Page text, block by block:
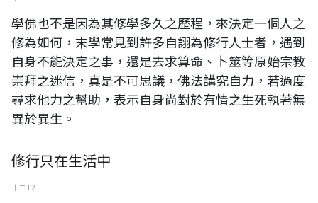
學佛也不是因為其修學多久之歷程，來決定一個人之
修為如何，末學常見到許多自詡為修行人士者，遇到
自身不能決定之事，還是去求算命、卜筮等原始宗教
崇拜之迷信，真是不可思議，佛法講究自力，若過度
尋求他力之幫助，表示自身尚對於有情之生死執著無
異於異生。
修行只在生活中
十二 12